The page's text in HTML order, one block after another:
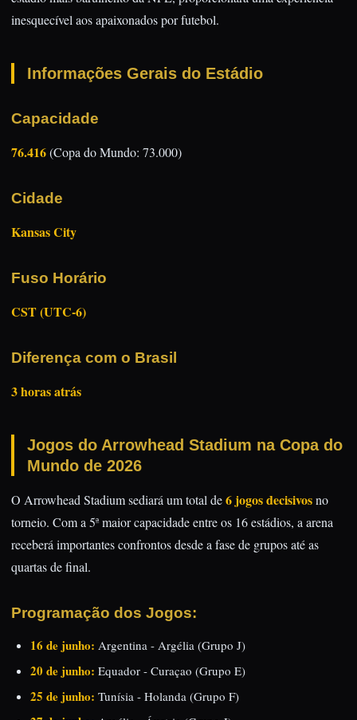
inesquecível aos apaixonados por futebol.
Informações Gerais do Estádio
Capacidade
76.416(Copa do Mundo: 73.000)
Cidade
Kansas City
Fuso Horário
CST (UTC-6)
Diferença com o Brasil
3 horas atrás
Jogos do Arrowhead Stadium na Copa do
Mundo de 2026
O Arrowhead Stadium sediará um total de6 jogos decisivosno
torneio. Com a 5ª maior capacidade entre os 16 estádios, a arena
receberá importantes confrontos desde a fase de grupos até as
quartas de final.
Programação dos Jogos:
16 de junho: Argentina - Argélia (Grupo J)
20 de junho: Equador - Curaçao (Grupo E)
25 de junho: Tunísia - Holanda (Grupo F)